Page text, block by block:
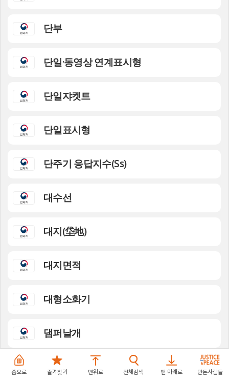
단부
단일·동영상 연계표시형
단일쟈켓트
단일표시형
단주기 응답지수(Ss)
대수선
대지(垈地)
대지면적
대형소화기
댐퍼날개
덕트(duct)
홈으로 즐겨찾기 맨위로 전체검색 맨 아래로 만든사람들